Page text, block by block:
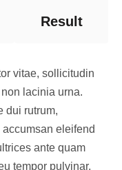
Result
vitae, sollicitudin
lacinia urna.
dui rutrum,
eleifend
ante quam
tempor pulvinar,